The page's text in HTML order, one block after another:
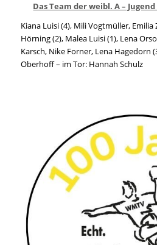
Das Team der weibl. A –
Kiana Luisi (4), Mili Vogtmüller, Emilia
Hörning (2), Malea Luisi (1), Lena
Karsch, Nike Forner, Lena Hagedorn
Oberhoff – im Tor: Hannah Schulz